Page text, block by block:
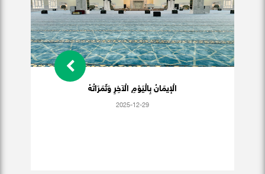
الْإيمَانُ بِالْيَوْمِ الْآخِرِ وَثَمَرَاتُهُ
2025-12-29